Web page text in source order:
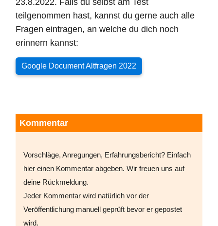
Blog
Fr, 07. August 2026 |
23.8.2022. Falls du selbst am Test
teilgenommen hast, kannst du gerne auch alle
Fragen eintragen, an welche du dich noch
erinnern kannst:
Google Document Altfragen 2022
Kommentar
Vorschläge, Anregungen, Erfahrungsbericht? Einfach
hier einen Kommentar abgeben. Wir freuen uns auf
deine Rückmeldung.
Jeder Kommentar wird natürlich vor der
Veröffentlichung manuell geprüft bevor er gepostet
wird.